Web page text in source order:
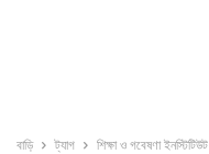
বাড়ি ট্যাগ শিক্ষা ও গবেষণা ইনস্টিটিউট